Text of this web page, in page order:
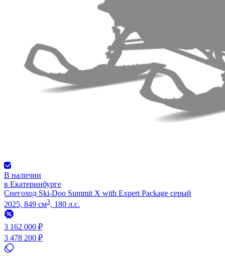
В наличии
в Екатеринбурге
Снегоход Ski-Doo Summit X with Expert Package серый
2025, 849 см3, 180 л.с.
3 162 000 ₽
3 478 200 ₽